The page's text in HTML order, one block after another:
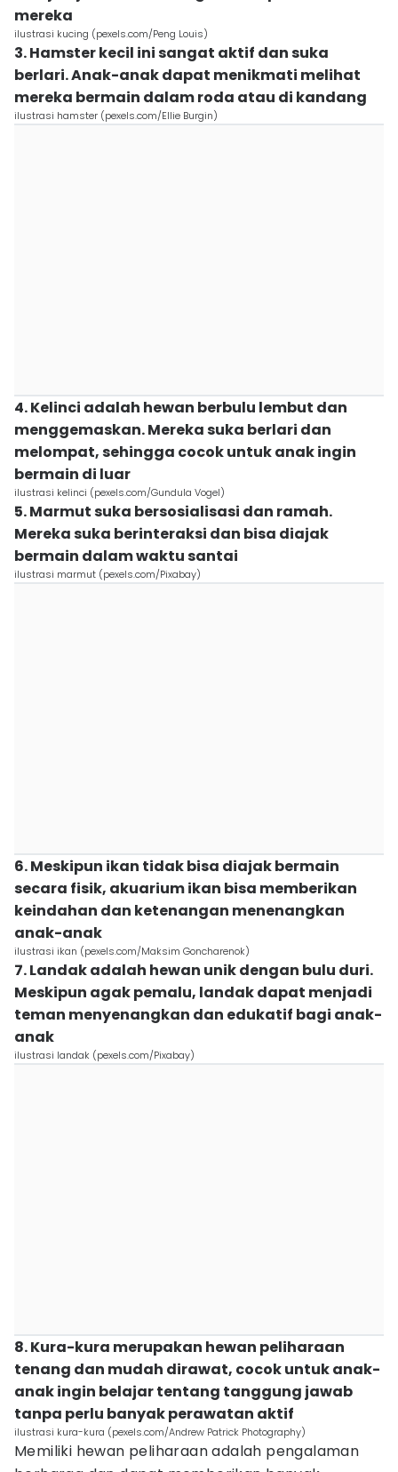
mereka
ilustrasi kucing (pexels.com/Peng Louis)
3. Hamster kecil ini sangat aktif dan suka
berlari. Anak-anak dapat menikmati melihat
mereka bermain dalam roda atau di kandang
ilustrasi hamster (pexels.com/Ellie Burgin)
4. Kelinci adalah hewan berbulu lembut dan
menggemaskan. Mereka suka berlari dan
melompat, sehingga cocok untuk anak ingin
bermain di luar
ilustrasi kelinci (pexels.com/Gundula Vogel)
5. Marmut suka bersosialisasi dan ramah.
Mereka suka berinteraksi dan bisa diajak
bermain dalam waktu santai
ilustrasi marmut (pexels.com/Pixabay)
6. Meskipun ikan tidak bisa diajak bermain
secara fisik, akuarium ikan bisa memberikan
keindahan dan ketenangan menenangkan
anak-anak
ilustrasi ikan (pexels.com/Maksim Goncharenok)
7. Landak adalah hewan unik dengan bulu duri.
Meskipun agak pemalu, landak dapat menjadi
teman menyenangkan dan edukatif bagi anak-
anak
ilustrasi landak (pexels.com/Pixabay)
8. Kura-kura merupakan hewan peliharaan
tenang dan mudah dirawat, cocok untuk anak-
anak ingin belajar tentang tanggung jawab
tanpa perlu banyak perawatan aktif
ilustrasi kura-kura (pexels.com/Andrew Patrick Photography)
Memiliki hewan peliharaan adalah pengalaman